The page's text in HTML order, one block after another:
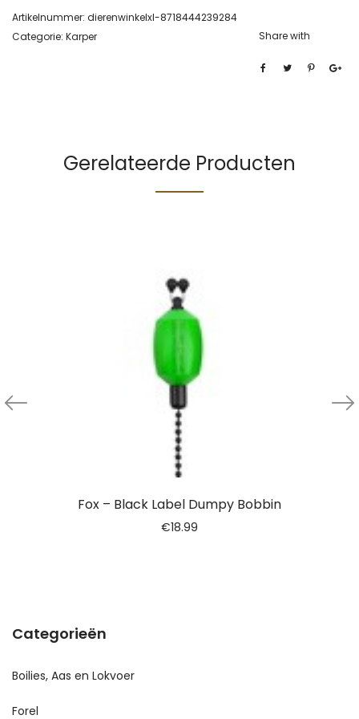
Artikelnummer: dierenwinkelxl-8718444239284
Categorie: Karper Share with
Gerelateerde Producten
Fox – Black Label Dumpy Bobbin
€18.99
Categorieën
Boilies, Aas en Lokvoer
Forel